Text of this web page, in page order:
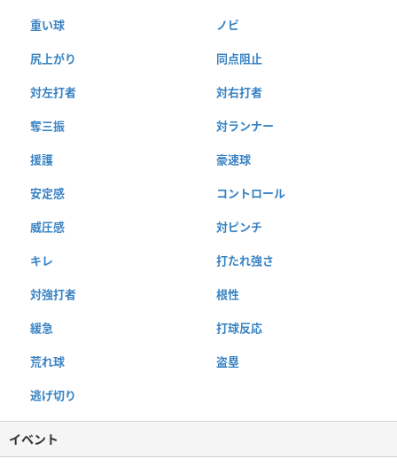
重い球 ノビ
尻上がり 同点阻止
対左打者 対右打者
奪三振 対ランナー
援護 豪速球
安定感 コントロール
威圧感 対ピンチ
キレ 打たれ強さ
対強打者 根性
緩急 打球反応
荒れ球 盗塁
逃げ切り
イベント